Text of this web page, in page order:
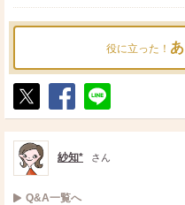
カバー力も抜群に発揮さ
崩れにくさも抜群で役に立った！
ポ
ス
ト
シ
ェ
送
る
紗知* さん
Q&A一覧へ